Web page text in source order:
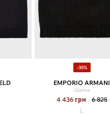
-35%
EMPORIO ARMANI
Шапка
4 436 грн
6 825
L